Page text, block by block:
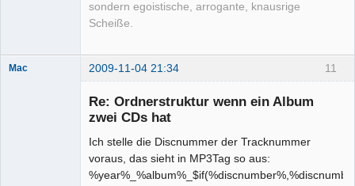
sondern egoistische, arrogante, knausrige
Scheiße.
11
Mac 2009-11-04 21:34
Re: Ordnerstruktur wenn ein Album
zwei CDs hat
Ich stelle die Discnummer der Tracknummer
voraus, das sieht in MP3Tag so aus: